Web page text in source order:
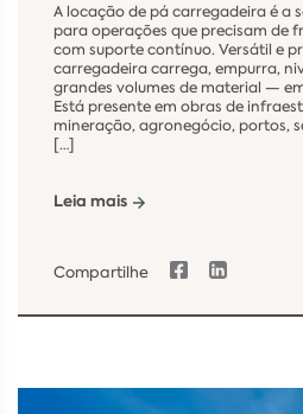
A locação de pá carregadeira é a
para operações que precisam de
com suporte contínuo. Versátil e
carregadeira carrega, empurra,
grandes volumes de material —
Está presente em obras de
mineração, agronegócio, portos,
[…]
Leia mais
Compartilhe